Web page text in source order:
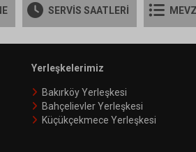
SERVİS SAATLERİ
Yerleşkelerimiz
Bakırköy Yerleşkesi
Bahçelievler Yerleşkesi
Küçükçekmece Yerleşkesi